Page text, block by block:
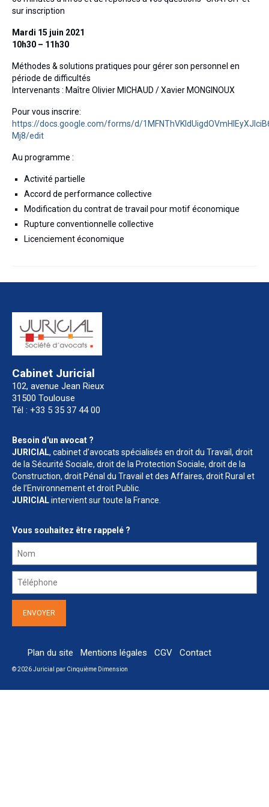
Actualités
Honoraires
sur inscription
Mardi 15 juin 2021
10h30 – 11h30
Méthodes & solutions pratiques pour gérer son personnel en
période de difficultés
Intervenants : Maître Olivier MICHAUD / Xavier MONGINOUX
Pour vous inscrire:
https://docs.google.com/forms/d/
Mj8/edit
Au programme :
Activité partielle
Accord de performance collective
Modification du contrat de travail pour motif économique
Rupture conventionnelle collective
Licenciement économique
Cabinet Juricial
102, avenue Jean Rieux
31500 Toulouse
Tél : +33 5 35 37 44 00
Besoin d'un avocat ?
JURICIAL, cabinet d’avocats spécialisés en droit du Travail, droit
de la Sécurité Sociale, droit de la Protection Sociale, droit de la
Construction, droit Pénal du Travail et des Affaires, droit Rural et
de l’Environnement et droit Public.
JURICIALintervient sur toute la France.
Vous souhaitez être rappelé ?
Plan du site Mentions légales CGV Contact
© 2026 Juricial par Cinquième Dimension